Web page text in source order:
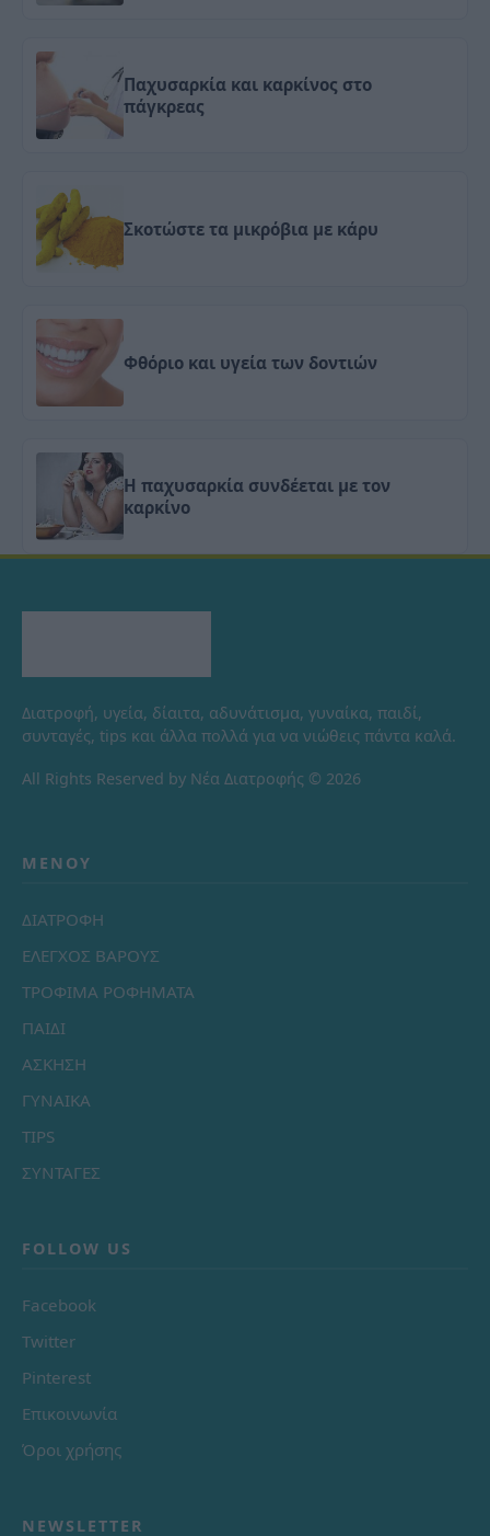
Παχυσαρκία και καρκίνος στο
πάγκρεας
Σκοτώστε τα μικρόβια με κάρυ
Φθόριο και υγεία των δοντιών
Η παχυσαρκία συνδέεται με τον
καρκίνο
Διατροφή, υγεία, δίαιτα, αδυνάτισμα, γυναίκα, παιδί,
συνταγές, tips και άλλα πολλά για να νιώθεις πάντα καλά.
All Rights Reserved by Νέα Διατροφής © 2026
ΜΕΝΟΎ
ΔΙΑΤΡΟΦΗ
ΕΛΕΓΧΟΣ ΒΑΡΟΥΣ
ΤΡΟΦΙΜΑ ΡΟΦΗΜΑΤΑ
ΠΑΙΔΙ
ΑΣΚΗΣΗ
ΓΥΝΑΙΚΑ
TIPS
ΣΥΝΤΑΓΕΣ
FOLLOW US
Facebook
Twitter
Pinterest
Επικοινωνία
Όροι χρήσης
NEWSLETTER